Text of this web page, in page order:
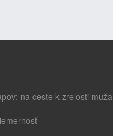
na ceste k zrelosti muža